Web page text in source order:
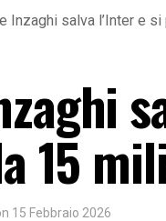
Inzaghi salva l’Inter e si
15
15 Febbraio 2026